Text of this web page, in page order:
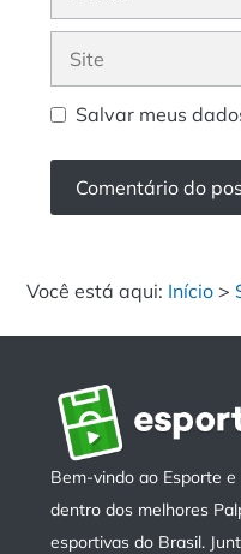
Site
Salvar meus
Você está aqui: Início >
Bem-vindo ao Esporte
dentro dos melhores
esportivas do Brasil.